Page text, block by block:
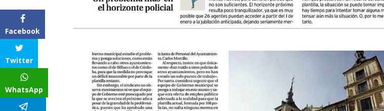
Facebook
Twitter
WhatsApp